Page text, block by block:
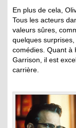
En plus de cela,
Tous les acteurs
valeurs sûres,
quelques
comédies. Quant à
Garrison, il est
carrière.